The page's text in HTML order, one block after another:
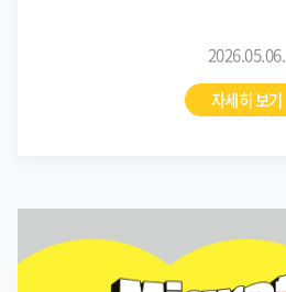
2026.05.06.
자세히 보기